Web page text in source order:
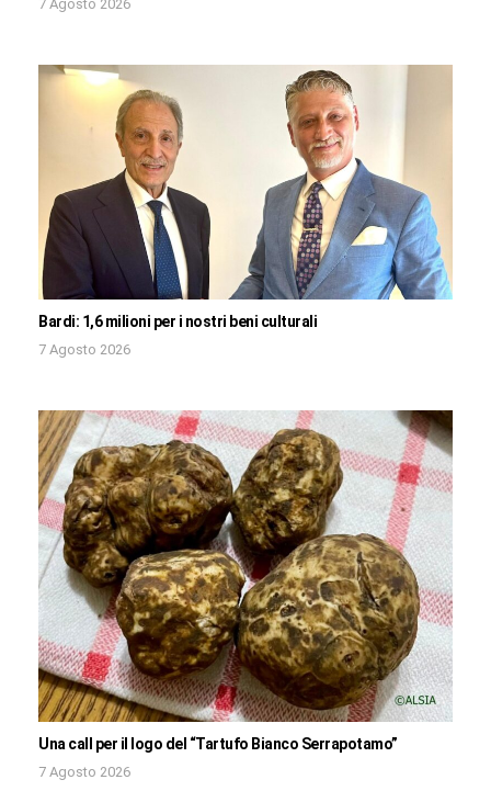
7 Agosto 2026
Bardi: 1,6 milioni per i nostri beni culturali
7 Agosto 2026
Una call per il logo del “Tartufo Bianco Serrapotamo”
7 Agosto 2026